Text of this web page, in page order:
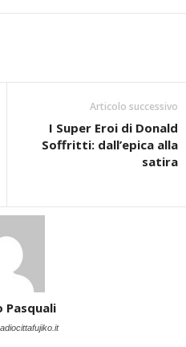
Articolo successivo
I Super Eroi di Donald
Soffritti: dall’epica alla
satira
Pasquali